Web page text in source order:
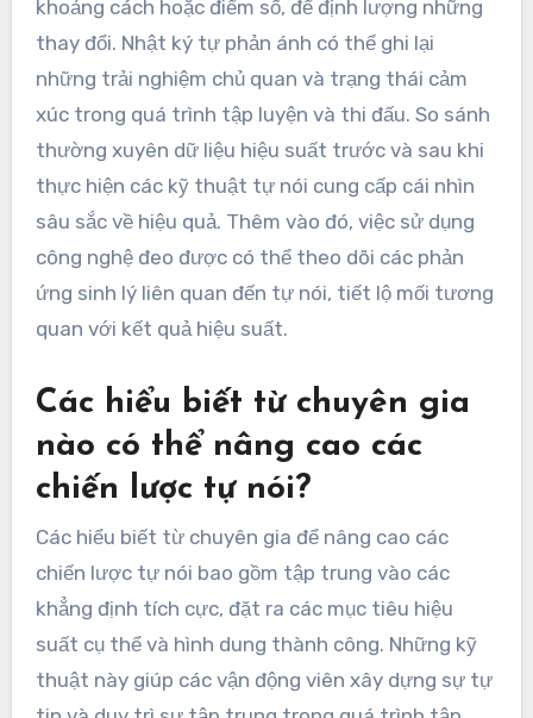
khoảng cách hoặc điểm số, để định lượng những
thay đổi. Nhật ký tự phản ánh có thể ghi lại
những trải nghiệm chủ quan và trạng thái cảm
xúc trong quá trình tập luyện và thi đấu. So sánh
thường xuyên dữ liệu hiệu suất trước và sau khi
thực hiện các kỹ thuật tự nói cung cấp cái nhìn
sâu sắc về hiệu quả. Thêm vào đó, việc sử dụng
công nghệ đeo được có thể theo dõi các phản
ứng sinh lý liên quan đến tự nói, tiết lộ mối tương
quan với kết quả hiệu suất.
Các hiểu biết từ chuyên gia
nào có thể nâng cao các
chiến lược tự nói?
Các hiểu biết từ chuyên gia để nâng cao các
chiến lược tự nói bao gồm tập trung vào các
khẳng định tích cực, đặt ra các mục tiêu hiệu
suất cụ thể và hình dung thành công. Những kỹ
thuật này giúp các vận động viên xây dựng sự tự